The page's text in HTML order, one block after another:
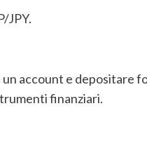
JPY.
account e depositare
finanziari.